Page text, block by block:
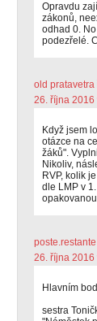
Opravdu
zákonů,
odhad 0.
podezřelé.
old pratavetra
26. října 2016
Když jsem
otázce na
žáků".
Nikoliv,
RVP, kolik
dle LMP v
poste.restante
26. října 2016
Hlavním
sestra